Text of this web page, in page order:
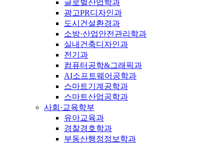
글로벌산업학과
광고PR디자인과
도시건설환경과
소방·산업안전관리학과
실내건축디자인과
전기과
컴퓨터공학&그래픽과
AI소프트웨어공학과
스마트기계공학과
스마트산업공학과
사회·교육학부
유아교육과
경찰경호학과
부동산행정정보학과